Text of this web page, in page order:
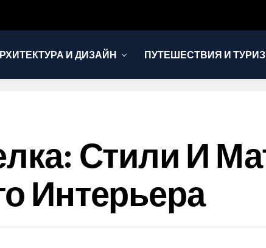
И ДИЗАЙН ПУТЕШЕСТВИЯ И
Стили И
Интерьера